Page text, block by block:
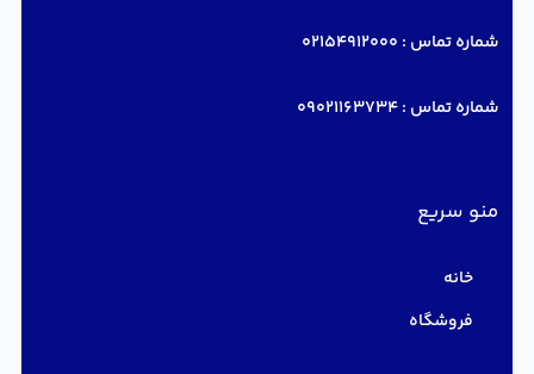
شماره تماس : 02154912000
شماره تماس :09021163734
منو سریع
خانه
فروشگاه